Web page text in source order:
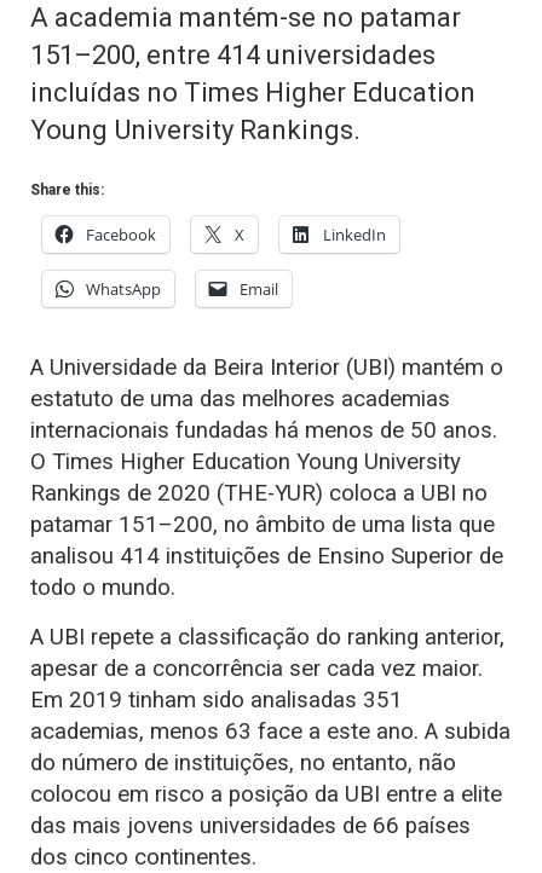
A academia mantém-se no patamar
151–200, entre 414 universidades
incluídas no Times Higher Education
Young University Rankings.
Share this:
Facebook X LinkedIn
WhatsApp Email
A Universidade da Beira Interior (UBI) mantém o
estatuto de uma das melhores academias
internacionais fundadas há menos de 50 anos.
O Times Higher Education Young University
Rankings de 2020 (THE-YUR) coloca a UBI no
patamar 151–200, no âmbito de uma lista que
analisou 414 instituições de Ensino Superior de
todo o mundo.
A UBI repete a classificação do ranking anterior,
apesar de a concorrência ser cada vez maior.
Em 2019 tinham sido analisadas 351
academias, menos 63 face a este ano. A subida
do número de instituições, no entanto, não
colocou em risco a posição da UBI entre a elite
das mais jovens universidades de 66 países
dos cinco continentes.